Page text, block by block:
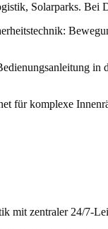
Solarparks. Bei
in
für komplexe
mit zentraler 24/7-